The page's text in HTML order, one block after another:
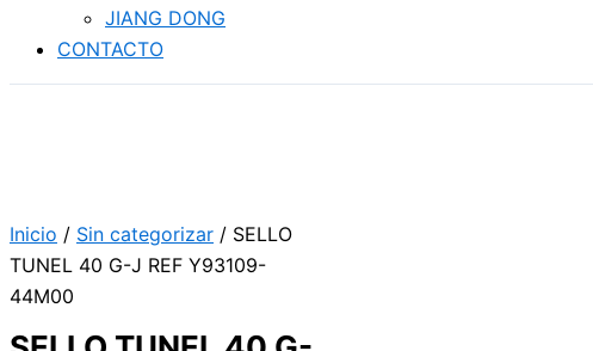
JIANG DONG
CONTACTO
Inicio / Sin categorizar / SELLO
TUNEL 40 G-J REF Y93109-
44M00